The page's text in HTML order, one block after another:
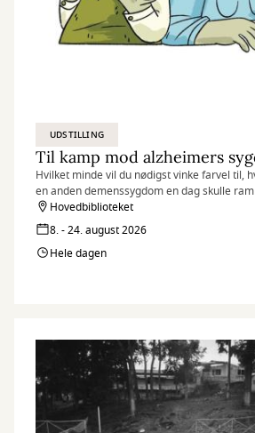
UDSTILLING
Til kamp mod alzheimers
Hvilket minde vil du nødigst vinke farvel til,
en anden demenssygdom en dag skulle
hukommelse?
Hovedbiblioteket
8. - 24. august 2026
Hele dagen